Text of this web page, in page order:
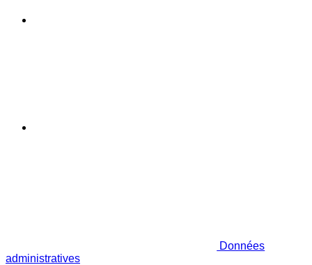
Données
administratives